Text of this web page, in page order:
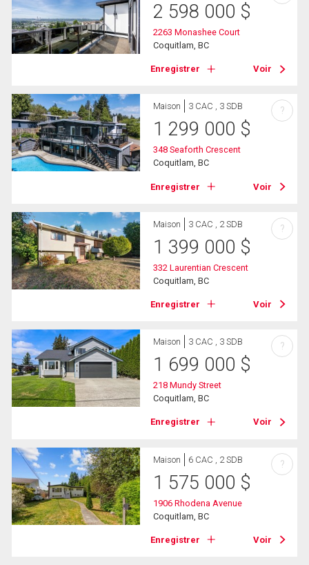
2 598 000 $
2263 Monashee Court
Coquitlam, BC
Enregistrer Voir
Maison 3 CAC , 3 SDB
1 299 000 $
348 Seaforth Crescent
Coquitlam, BC
Enregistrer Voir
?
Maison 3 CAC , 2 SDB
1 399 000 $
332 Laurentian Crescent
Coquitlam, BC
Enregistrer Voir
?
Maison 3 CAC , 3 SDB
1 699 000 $
218 Mundy Street
Coquitlam, BC
Enregistrer Voir
?
Maison 6 CAC , 2 SDB
1 575 000 $
1906 Rhodena Avenue
Coquitlam, BC
Enregistrer Voir
?